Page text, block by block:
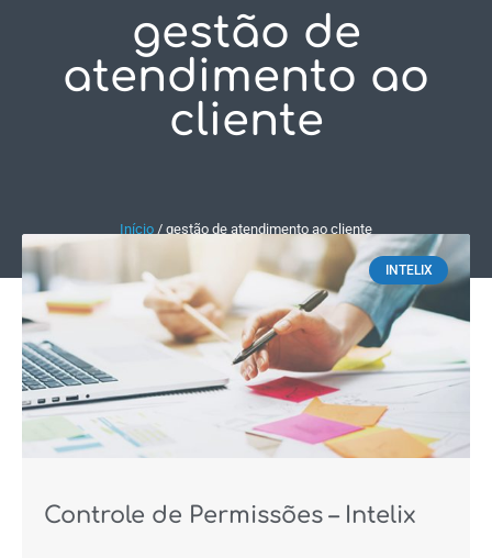
gestão de
atendimento ao
cliente
Início / gestão de atendimento ao cliente
INTELIX
Controle de Permissões – Intelix